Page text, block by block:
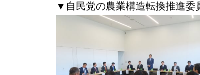
▼自民党の農業構造転換推進委